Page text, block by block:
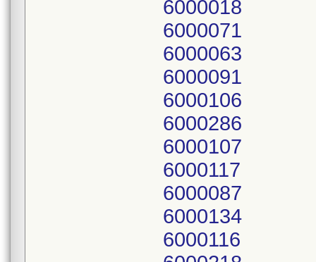
6000018
6000071
6000063
6000091
6000106
6000286
6000107
6000117
6000087
6000134
6000116